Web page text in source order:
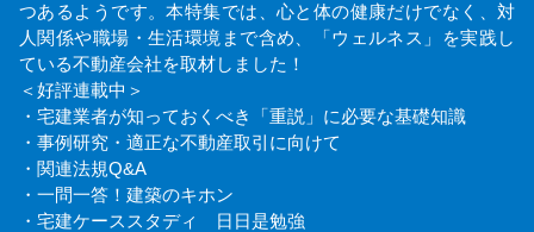
つあるようです。本特集では、心と体の健康だけでなく、対
人関係や職場・生活環境まで含め、「ウェルネス」を実践し
ている不動産会社を取材しました！
＜好評連載中＞
・宅建業者が知っておくべき「重説」に必要な基礎知識
・事例研究・適正な不動産取引に向けて
・関連法規Q&A
・一問一答！建築のキホン
・宅建ケーススタディ 日日是勉強